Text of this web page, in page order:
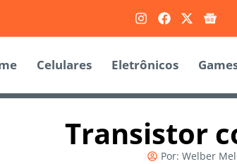
Celulares Eletrônicos
Transistor
Por: Welber